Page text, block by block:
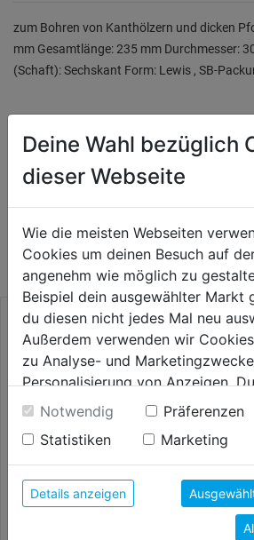
zum Bohren von Kanthölzern und dicken
mm Gesamtlänge: 235 mm Durchmesser:
(Schaft): Sechskant Form: Lewis , SB-
KATEGORIE
Hobby-Zentrumbohrer DM 22-
16mm
Deine Wahl bezüglich
dieser Webseite
Wie die meisten Webseiten
Cookies um deinen Besuch auf
angenehm wie möglich zu
Beispiel dein ausgewählter Markt
du diesen nicht jedes Mal neu
Außerdem verwenden wir
zu Analyse- und
Personalisierung von Anzeigen.
Einwilligung werden die Daten
unter anderem auch in den USA,
Durch Klick auf "Alle Cookies
der Verwendung aller Cookies
anzeigen" findest du alle Infos zu
unterschiedlichen Cookies, unter
Konfigurieren" kannst du
Notwendig
Präferenzen
Statistiken
Marketing
Details anzeigen